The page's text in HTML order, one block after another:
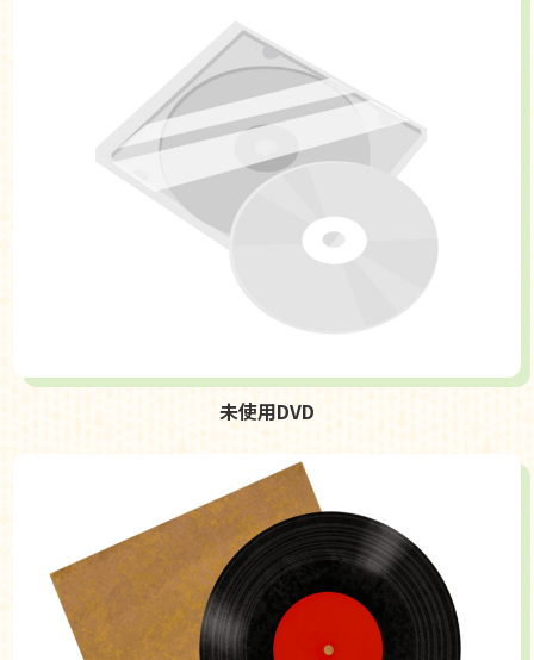
未使用DVD